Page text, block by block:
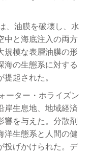
、油膜を破壊し、水
中と海底注入の両方
規模な表層油膜の形
海の生態系に対する
起された。
ーター・ホライズン
岸生息地、地域経済
響を与えた。分散剤
洋生態系と人間の健
投げかけられた。デ